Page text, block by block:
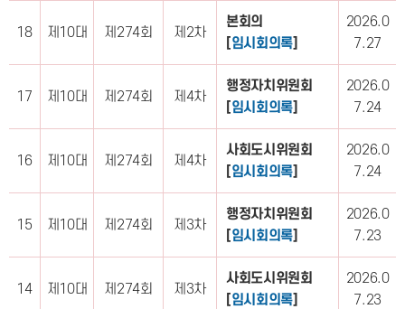
18 제10대 제274회 제2차
본회의
[임시회의록]
2026.0
7.27
17 제10대 제274회 제4차
행정자치위원회
[임시회의록]
2026.0
7.24
16 제10대 제274회 제4차
사회도시위원회
[임시회의록]
2026.0
7.24
15 제10대 제274회 제3차
행정자치위원회
[임시회의록]
2026.0
7.23
14 제10대 제274회 제3차
사회도시위원회
[임시회의록]
2026.0
7.23